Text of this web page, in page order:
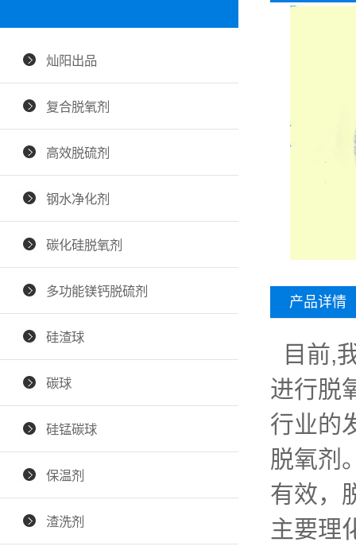
灿阳出品
复合脱氧剂
高效脱硫剂
钢水净化剂
碳化硅脱氧剂
多功能镁钙脱硫剂
硅渣球
碳球
硅锰碳球
保温剂
渣洗剂
产品详情
目前,
进行脱
行业的
脱氧剂
有效，
主要理